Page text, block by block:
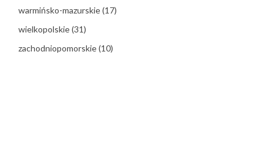
warmińsko-mazurskie(17)
wielkopolskie(31)
zachodniopomorskie(10)